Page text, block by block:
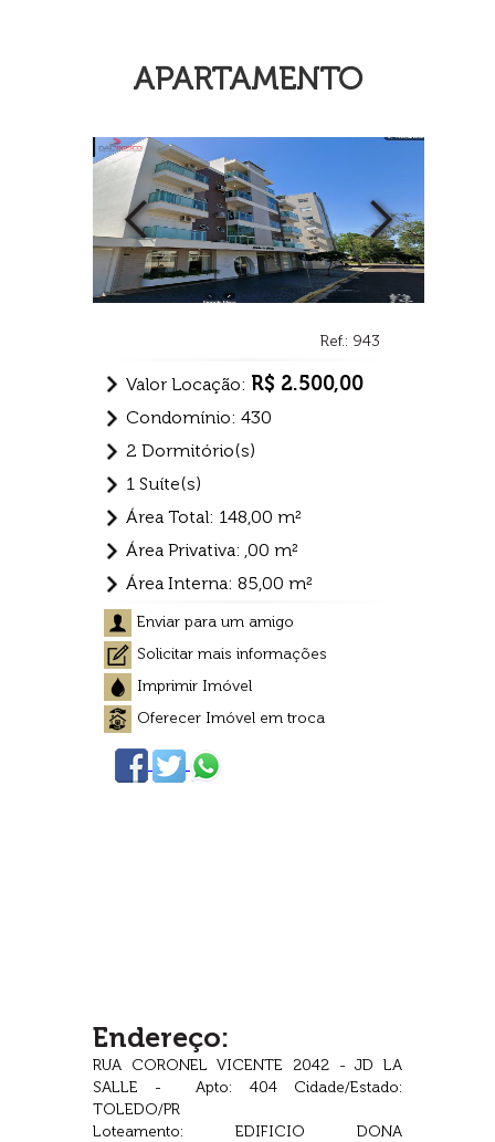
APARTAMENTO
Ref.: 943
Valor Locação: R$ 2.500,00
Condomínio: 430
2 Dormitório(s)
1 Suíte(s)
Área Total: 148,00 m²
Área Privativa: ,00 m²
Área Interna: 85,00 m²
Enviar para um amigo
Solicitar mais informações
Imprimir Imóvel
Oferecer Imóvel em troca
Endereço:
RUA CORONEL VICENTE 2042 - JD LA
SALLE - Apto: 404 Cidade/Estado:
TOLEDO/PR
Loteamento: EDIFICIO DONA